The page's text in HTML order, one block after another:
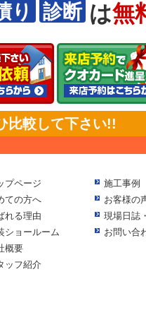
り 診断 は無
比較して下さい!!
プページ
ての方へ
れる理由
ショールーム
概要
ッフ紹介
施工事例
お客様の
現場日誌
お問い合